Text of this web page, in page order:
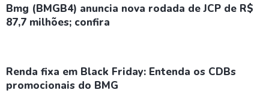
Bmg (BMGB4) anuncia nova rodada de JCP de R$
87,7 milhões; confira
Renda fixa em Black Friday: Entenda os CDBs
promocionais do BMG